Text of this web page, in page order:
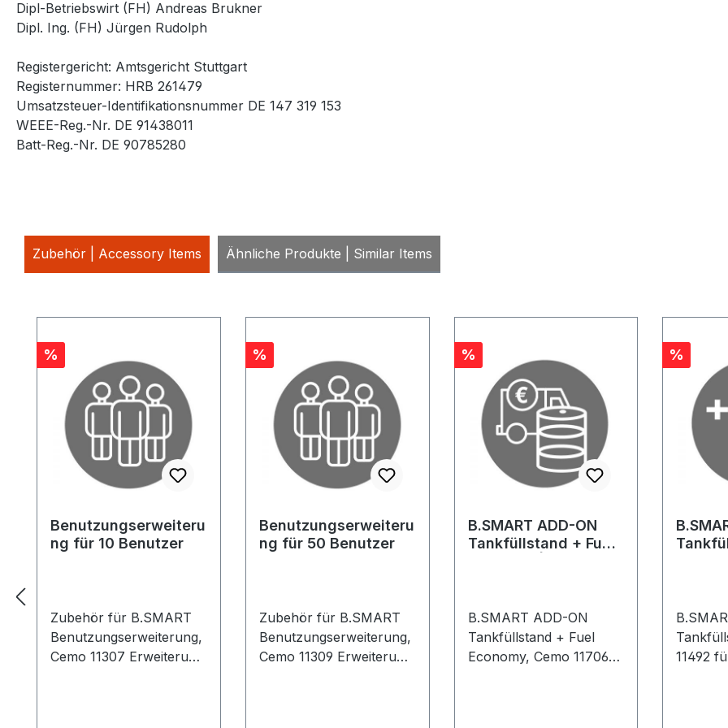
Dipl-Betriebswirt (FH) Andreas Brukner
Dipl. Ing. (FH) Jürgen Rudolph
Registergericht: Amtsgericht Stuttgart
Registernummer: HRB 261479
Umsatzsteuer-Identifikationsnummer DE 147 319 153
WEEE-Reg.-Nr. DE 91438011
Batt-Reg.-Nr. DE 90785280
Zubehör | Accessory Items Ähnliche Produkte | Similar Items
Rabatt
%
Benutzungserweiteru
ng für 10 Benutzer
Zubehör für B.SMART
Benutzungserweiterung,
Cemo 11307 Erweiterung
Rabatt
%
Benutzungserweiteru
ng für 50 Benutzer
Zubehör für B.SMART
Benutzungserweiterung,
Cemo 11309 Erweiterung
Rabatt
%
B.SMART ADD-ON
Tankfüllstand + Fuel
B.SMART ADD-ON
Tankfüllstand + Fuel
Economy, Cemo 11706
Rabatt
%
11492